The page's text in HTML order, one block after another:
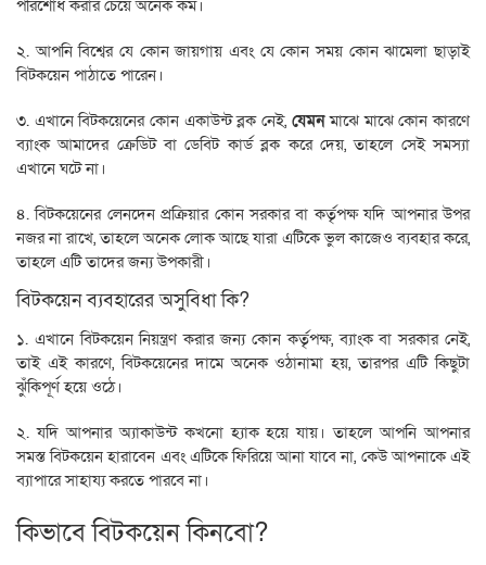
পরিশোধ করার চেয়ে অনেক কম।
২. আপনি বিশ্বের যে কোন জায়গায় এবং যে কোন সময় কোন ঝামেলা ছাড়াই
বিটকয়েন পাঠাতে পারেন।
৩. এখানে বিটকয়েনের কোন একাউন্ট ব্লক নেই,যেমনমাঝে মাঝে কোন কারণে
ব্যাংক আমাদের ক্রেডিট বা ডেবিট কার্ড ব্লক করে দেয়, তাহলে সেই সমস্যা
এখানে ঘটে না।
৪. বিটকয়েনের লেনদেন প্রক্রিয়ার কোন সরকার বা কর্তৃপক্ষ যদি আপনার উপর
নজর না রাখে, তাহলে অনেক লোক আছে যারা এটিকে ভুল কাজেও ব্যবহার করে,
তাহলে এটি তাদের জন্য উপকারী।
বিটকয়েন ব্যবহারের অসুবিধা কি?
১. এখানে বিটকয়েন নিয়ন্ত্রণ করার জন্য কোন কর্তৃপক্ষ, ব্যাংক বা সরকার নেই,
তাই এই কারণে, বিটকয়েনের দামে অনেক ওঠানামা হয়, তারপর এটি কিছুটা
ঝুঁকিপূর্ণ হয়ে ওঠে।
২. যদি আপনার অ্যাকাউন্ট কখনো হ্যাক হয়ে যায়। তাহলে আপনি আপনার
সমস্ত বিটকয়েন হারাবেন এবং এটিকে ফিরিয়ে আনা যাবে না, কেউ আপনাকে এই
ব্যাপারে সাহায্য করতে পারবে না।
কিভাবে বিটকয়েন কিনবো?